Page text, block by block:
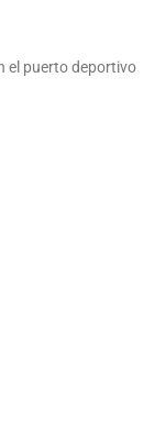
el puerto deportivo